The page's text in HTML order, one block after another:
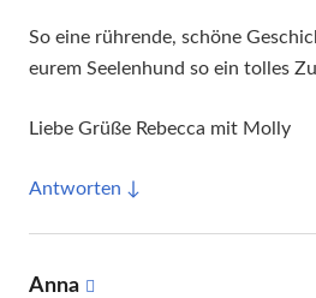
So eine rührende, schöne
eurem Seelenhund so ein tolles
Liebe Grüße Rebecca mit Molly
Antworten
Anna